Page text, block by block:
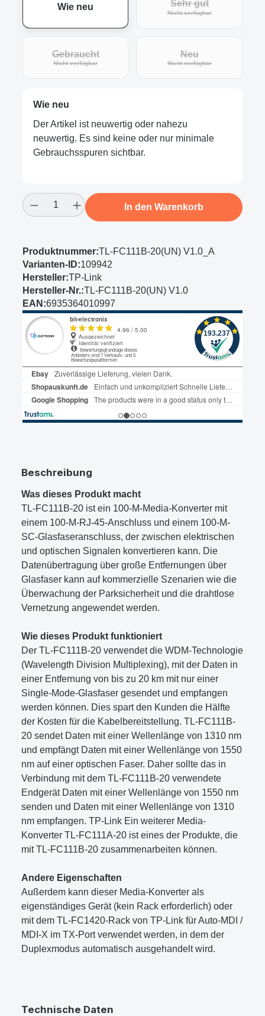
Wie neu Sehr gut
Nicht verfügbar(Diese Option ist
Gebraucht
Nicht verfügbar(Diese Option ist zurzeit nicht verfügbar.)
Neu
Nicht verfügbar(Diese Option ist
Wie neu
Der Artikel ist neuwertig oder nahezu
neuwertig. Es sind keine oder nur minimale
Gebrauchsspuren sichtbar.
Produkt Anzahl: Gib den gewünschten
In den Warenkorb
Produktnummer:TL-FC111B-20(UN) V1.0_A
Varianten-ID:109942
Hersteller:TP-Link
Hersteller-Nr.:TL-FC111B-20(UN) V1.0
EAN:6935364010997
Beschreibung
Was dieses Produkt macht
TL-FC111B-20 ist ein 100-M-Media-Konverter mit
einem 100-M-RJ-45-Anschluss und einem 100-M-
SC-Glasfaseranschluss, der zwischen elektrischen
und optischen Signalen konvertieren kann. Die
Datenübertragung über große Entfernungen über
Glasfaser kann auf kommerzielle Szenarien wie die
Überwachung der Parksicherheit und die drahtlose
Vernetzung angewendet werden.
Wie dieses Produkt funktioniert
Der TL-FC111B-20 verwendet die WDM-Technologie
(Wavelength Division Multiplexing), mit der Daten in
einer Entfernung von bis zu 20 km mit nur einer
Single-Mode-Glasfaser gesendet und empfangen
werden können. Dies spart den Kunden die Hälfte
der Kosten für die Kabelbereitstellung. TL-FC111B-
20 sendet Daten mit einer Wellenlänge von 1310 nm
und empfängt Daten mit einer Wellenlänge von 1550
nm auf einer optischen Faser. Daher sollte das in
Verbindung mit dem TL-FC111B-20 verwendete
Endgerät Daten mit einer Wellenlänge von 1550 nm
senden und Daten mit einer Wellenlänge von 1310
nm empfangen. TP-Link Ein weiterer Media-
Konverter TL-FC111A-20 ist eines der Produkte, die
mit TL-FC111B-20 zusammenarbeiten können.
Andere Eigenschaften
Außerdem kann dieser Media-Konverter als
eigenständiges Gerät (kein Rack erforderlich) oder
mit dem TL-FC1420-Rack von TP-Link für Auto-MDI /
MDI-X im TX-Port verwendet werden, in dem der
Duplexmodus automatisch ausgehandelt wird.
Technische Daten